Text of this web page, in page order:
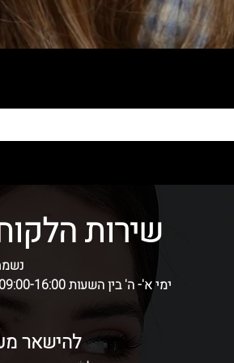
שירות
ימי א'- ה' בין השעות 09:00-16:00 בטלפון 0504636444 | במייל skshatot@gmail.com
להישאר